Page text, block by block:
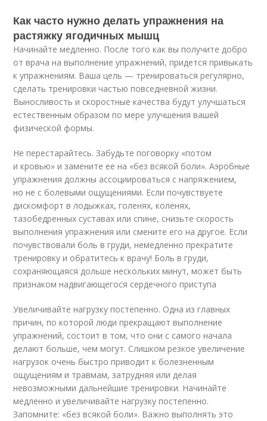
Как часто нужно делать упражнения на
растяжку ягодичных мышц
Начинайте медленно. После того как вы получите добро
от врача на выполнение упражнений, придется привыкать
к упражнениям. Ваша цель — тренироваться регулярно,
сделать тренировки частью повседневной жизни.
Выносливость и скоростные качества будут улучшаться
естественным образом по мере улучшения вашей
физической формы.
Не перестарайтесь. Забудьте поговорку «потом
и кровью» и замените ее на «без всякой боли». Аэробные
упражнения должны ассоциироваться с напряжением,
но не с болевыми ощущениями. Если почувствуете
дискомфорт в лодыжках, голенях, коленях,
тазобедренных суставах или спине, снизьте скорость
выполнения упражнения или смените его на другое. Если
почувствовали боль в груди, немедленно прекратите
тренировку и обратитесь к врачу! Боль в груди,
сохраняющаяся дольше нескольких минут, может быть
признаком надвигающегося сердечного приступа
Увеличивайте нагрузку постепенно. Одна из главных
причин, по которой люди прекращают выполнение
упражнений, состоит в том, что они с самого начала
делают больше, чем могут. Слишком резкое увеличение
нагрузок очень быстро приводит к болезненным
ощущениям и травмам, затрудняя или делая
невозможными дальнейшие тренировки. Начинайте
медленно и увеличивайте нагрузку постепенно.
Запомните: «без всякой боли». Важно выполнять это